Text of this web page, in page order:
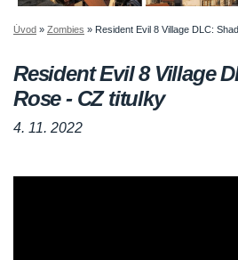
Úvod » Zombies » Resident Evil 8 Village DLC:
Resident Evil 8 Village
Rose - CZ titulky
4. 11. 2022